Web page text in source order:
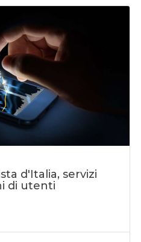
d'Italia, servizi
di utenti